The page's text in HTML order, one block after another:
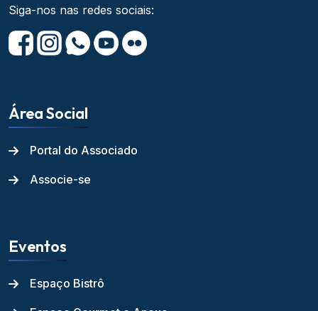
Siga-nos nas redes sociais:
Área Social
Portal do Associado
Associe-se
Eventos
Espaço Bistrô